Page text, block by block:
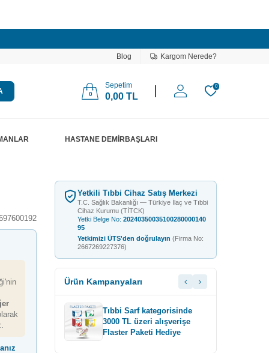
Blog Kargom Nerede?
0
Sepetim
0,00 TL
0
HASTANE DEMİRBAŞLARI
Yetkili Tıbbi Cihaz Satış Merkezi
T.C. Sağlık Bakanlığı — Türkiye İlaç ve Tıbbi
Cihaz Kurumu (TİTCK)
Yetki Belge No: 20240350035100280000140
95
Yetkimizi ÜTS'den doğrulayın (Firma No:
2667269227376)
Ürün Kampanyaları
Bardak
Tıbbi Sarf kategorisinde
3000 TL üzeri alışverişe
Flaster Paketi Hediye